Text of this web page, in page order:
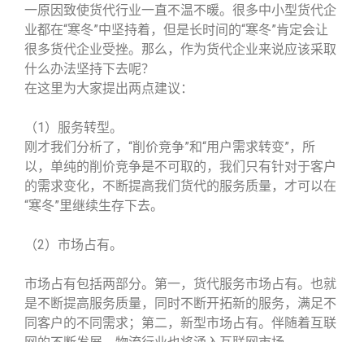
一原因致使货代行业一直不温不暖。很多中小型货代企
业都在“寒冬”中坚持着，但是长时间的“寒冬”肯定会让
很多货代企业受挫。那么，作为货代企业来说应该采取
什么办法坚持下去呢？
在这里为大家提出两点建议：
（1）服务转型。
刚才我们分析了，“削价竞争”和“用户需求转变”，所
以，单纯的削价竞争是不可取的，我们只有针对于客户
的需求变化，不断提高我们货代的服务质量，才可以在
“寒冬”里继续生存下去。
（2）市场占有。
市场占有包括两部分。第一，货代服务市场占有。也就
是不断提高服务质量，同时不断开拓新的服务，满足不
同客户的不同需求；第二，新型市场占有。伴随着互联